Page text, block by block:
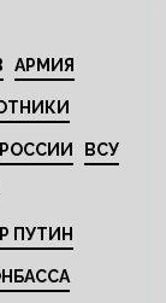
АРМИЯ
РОССИИ ВСУ
ПУТИН